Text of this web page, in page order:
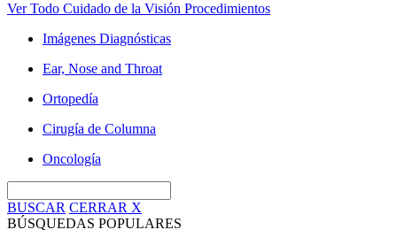
Ver Todo Cuidado de la Visión Procedimientos
Imágenes Diagnósticas
Ear, Nose and Throat
Ortopedía
Cirugía de Columna
Oncología
BUSCAR CERRAR X
BÚSQUEDAS POPULARES